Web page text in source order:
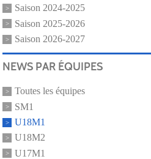
Saison 2024-2025
Saison 2025-2026
Saison 2026-2027
NEWS PAR ÉQUIPES
Toutes les équipes
SM1
U18M1
U18M2
U17M1